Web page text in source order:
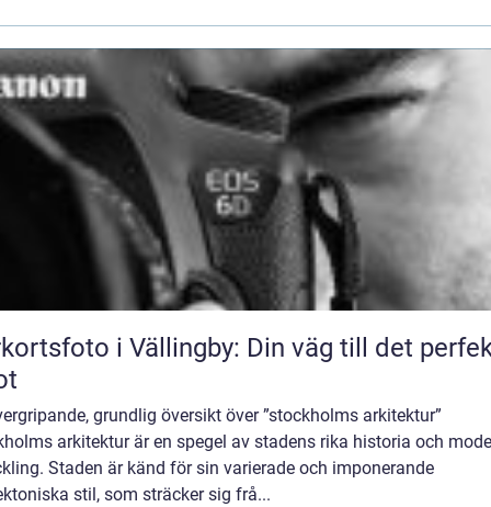
i Vällingby: Din väg till det
grundlig översikt över ”stockholms arkitektur”
arkitektur är en spegel av stadens rika historia och
Staden är känd för sin varierade och imponerande
stil, som sträcker sig frå...